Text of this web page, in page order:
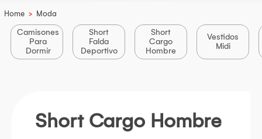
Home > Moda
Camisones
Para
Dormir
Short
Falda
Deportivo
Short
Cargo
Hombre
Vestidos
Midi
Short Cargo Hombre